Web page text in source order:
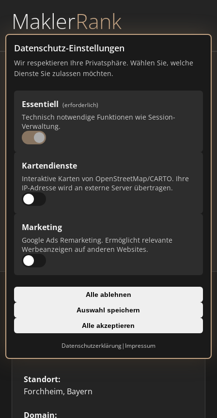
MaklerRank
powered byWAVEPOINT
Datenschutz-Einstellungen
Wir respektieren Ihre Privatsphäre. Wählen Sie, welche
Dienste Sie zulassen möchten.
Essentiell (erforderlich)
Technisch notwendige Funktionen wie Session-
Verwaltung.
Kartendienste
Interaktive Karten von OpenStreetMap/CARTO. Ihre
IP-Adresse wird an externe Server übertragen.
Marketing
Google Ads Remarketing. Ermöglicht relevante
Werbeanzeigen auf anderen Websites.
Alle ablehnen
Auswahl speichern
Alle akzeptieren
Datenschutzerklärung| Impressum
Vrbafo
immo-vrbafo.de
971
Ist das Ihr Unternehmen?
Verifizieren Sie Ihr Profil, bearbeiten Sie Ihre
Updates.
Profil beanspruchen
⭐ Etabliert
Einzelner Makler
Standort:
Forchheim, Bayern
Domain: